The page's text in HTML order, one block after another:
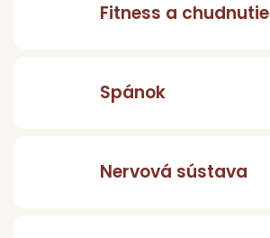
Fitness a chudnutie
Spánok
Nervová sústava